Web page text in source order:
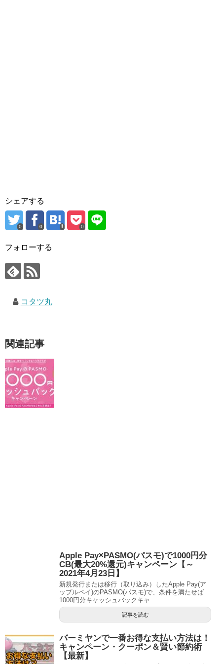
シェアする
0 0 0
フォローする
コタツ丸
関連記事
Apple Pay×PASMO(パスモ)で1000円分
CB(最大20%還元)キャンペーン【～
2021年4月23日】
新規発行または移行（取り込み）したApple Pay(ア
ップルペイ)のPASMO(パスモ)で、条件を満たせば
1000円分キャッシュバックキャ...
記事を読む
バーミヤンで一番お得な支払い方法は！
キャンペーン・クーポン＆賢い節約術
【最新】